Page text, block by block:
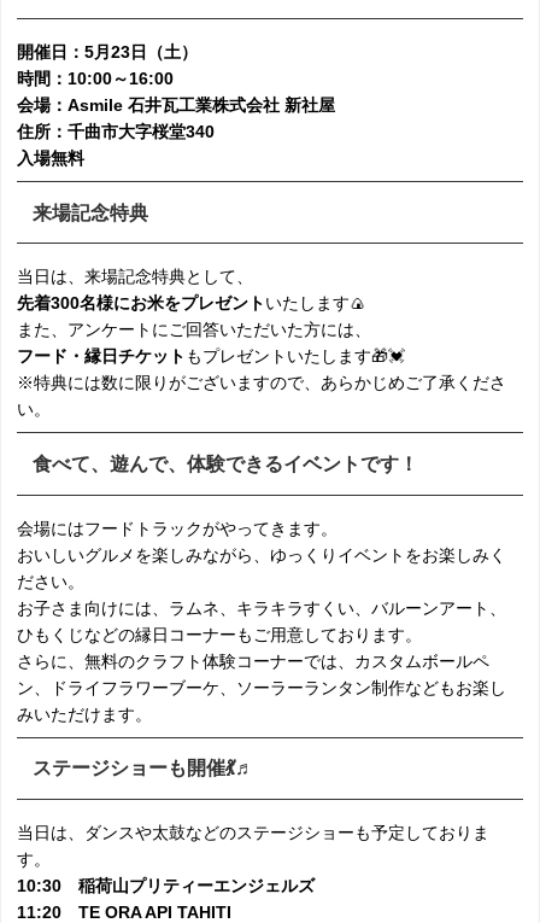
開催日：5月23日（土）
時間：10:00～16:00
会場：Asmile 石井瓦工業株式会社 新社屋
住所：千曲市大字桜堂340
入場無料
来場記念特典
当日は、来場記念特典として、
先着300名様にお米をプレゼントいたします🍙
また、アンケートにご回答いただいた方には、
フード・縁日チケット もプレゼントいたします🎁💓
※特典には数に限りがございますので、あらかじめご了承くださ
い。
食べて、遊んで、体験できるイベントです！
会場にはフードトラックがやってきます。
おいしいグルメを楽しみながら、ゆっくりイベントをお楽しみく
ださい。
お子さま向けには、ラムネ、キラキラすくい、バルーンアート、
ひもくじなどの縁日コーナーもご用意しております。
さらに、無料のクラフト体験コーナーでは、カスタムボールペ
ン、ドライフラワーブーケ、ソーラーランタン制作などもお楽し
みいただけます。
ステージショーも開催💃♬
当日は、ダンスや太鼓などのステージショーも予定しておりま
す。
10:30 稲荷山プリティーエンジェルズ
11:20 TE ORA API TAHITI